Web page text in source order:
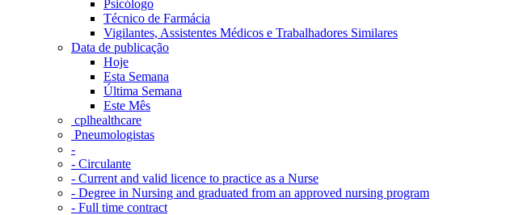
Psicólogo
Técnico de Farmácia
Vigilantes, Assistentes Médicos e Trabalhadores Similares
Data de publicação
Hoje
Esta Semana
Última Semana
Este Mês
‎ cplhealthcare‬
Pneumologistas
-
- Circulante
- Current and valid licence to practice as a Nurse
- Degree in Nursing and graduated from an approved nursing program
- Full time contract